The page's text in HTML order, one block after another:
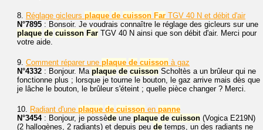
8. Réglage gicleurs plaque de cuisson Far TGV 40 N et débit d'air
N°7895 : Bonsoir. Je voudrais connaître le réglage des gicleurs sur une
plaque de cuisson Far TGV 40 N ainsi que son débit d'air. Merci pour
votre aide.
9. Comment réparer une plaque de cuisson à gaz
N°4332 : Bonjour. Ma plaque de cuisson Scholtès a un brûleur qui ne
fonctionne plus ; lorsque je tourne le bouton, le gaz arrive mais dès que
je lâche le bouton, le brûleur s'éteint ; quelle pièce changer ? Merci.
10. Radiant d'une plaque de cuisson en panne
N°3454: Bonjour, je possède une plaque de cuisson (Vogica E219N)
(2 hallogènes, 2 radiants) et depuis peu de temps, un des radiants ne